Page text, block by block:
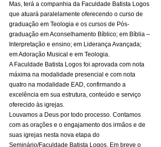
Mas, terá a companhia da Faculdade Batista Logos
que atuará paralelamente oferecendo o curso de
graduação em Teologia e os cursos de Pós-
graduação em Aconselhamento Bíblico; em Bíblia –
Interpretação e ensino; em Liderança Avançada;
em Adoração Musical e em Teologia.
A Faculdade Batista Logos foi aprovada com nota
máxima na modalidade presencial e com nota
quatro na modalidade EAD, confirmando a
excelência em sua estrutura, conteúdo e serviço
oferecido às igrejas.
Louvamos a Deus por todo processo. Contamos
com as orações e o engajamento dos irmãos e de
suas igrejas nesta nova etapa do
Seminário/Faculdade Batista Logos. Em breve o